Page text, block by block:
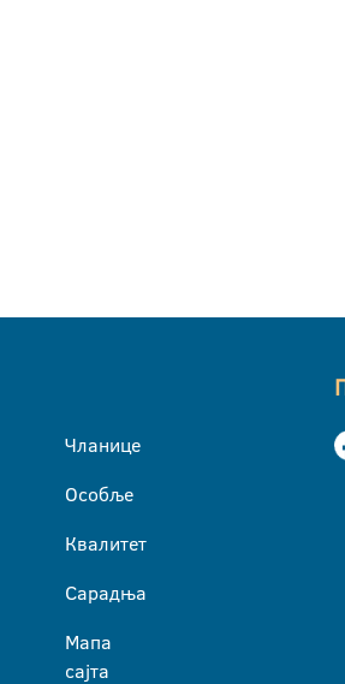
Чланице
Особље
Квалитет
Сарадња
Мапа
сајта